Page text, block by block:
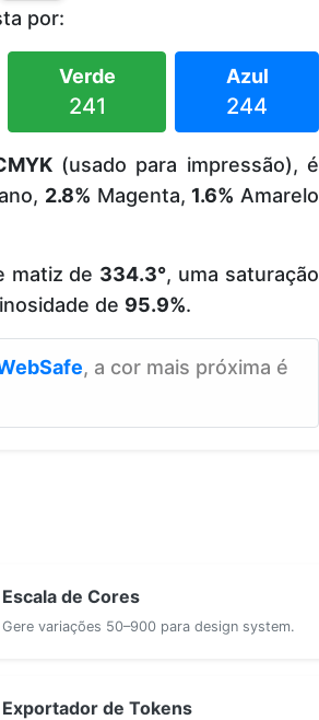
por:
Verde
241
Azul
244
(usado para impressão), é
2.8% Magenta, 1.6% Amarelo
matiz de 334.3°, uma saturação
de 95.9%.
, a cor mais próxima é
Escala de Cores
Gere variações 50–900 para design system.
Exportador de Tokens